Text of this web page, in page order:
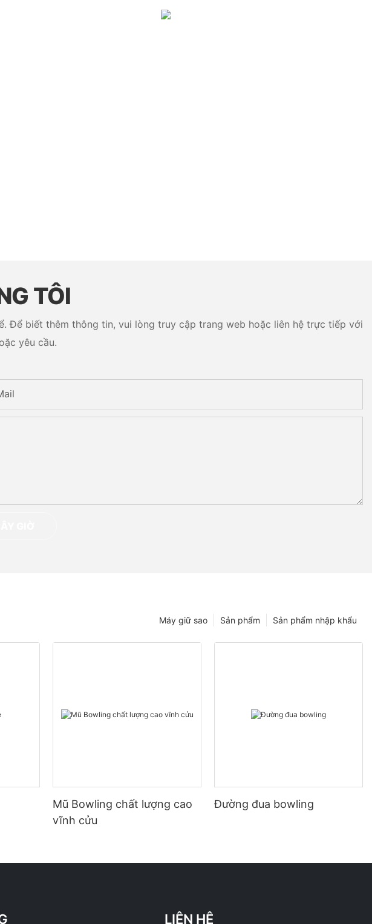
TÔI
Để biết thêm thông tin, vui lòng truy cập trang web hoặc liên hệ trực tiếp với
yêu cầu.
Sản phẩm nhập khẩu
Sản phẩm
Máy giữ sao
Mũ Bowling chất lượng cao
vĩnh cửu
Đường đua bowling
LIÊN HỆ